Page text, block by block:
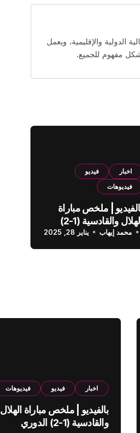
المالية الدولية والإقليمية، ويعمل
مفهوم للجميع.
اخبار
فيديو
فيديوهات
| ملخص مباراة
الهلال والقادسية (1-2)
الدوري السعودي
محمد إيهاب يناير 28, 2025
اخبار فيديو فيديوهات
بالفيديو | ملخص مباراة الهلال
والقادسية (1-2) الدوري